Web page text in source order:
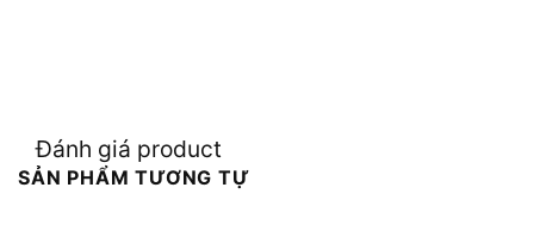
Đánh giá product
SẢN PHẨM TƯƠNG TỰ